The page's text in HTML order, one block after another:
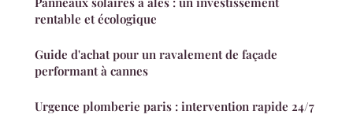
rentable et écologique
Guide d'achat pour un ravalement de façade
performant à cannes
Urgence plomberie paris : intervention rapide 24/7